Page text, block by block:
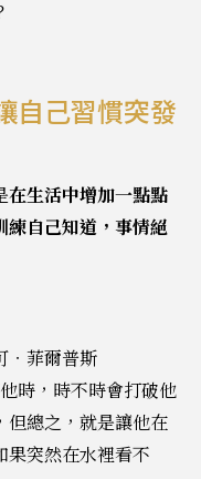
自己習慣突發
在生活中增加一點點
練自己知道，事情絕
‧菲爾普斯
時，時不時會打破他
但總之，就是讓他在
果突然在水裡看不